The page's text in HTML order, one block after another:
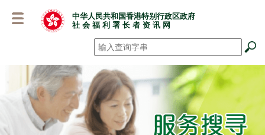
中华人民共和国香港特别行政区政府
社 会 福 利 署 长 者 资 讯 网
搜寻 *